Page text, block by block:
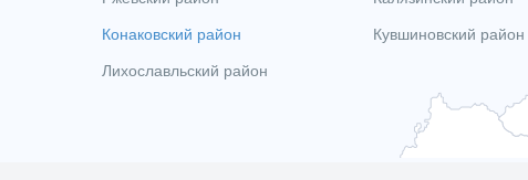
Конаковский район
Лихославльский район
Кувшиновский район